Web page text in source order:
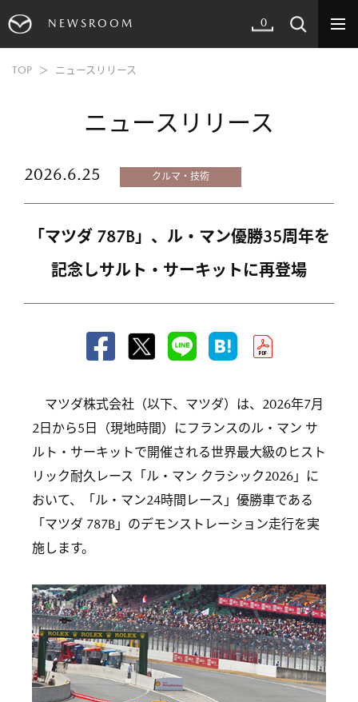
NEWSROOM 0
TOP ニュースリリース
ニュースリリース
2026.6.25 クルマ・技術
「マツダ 787B」、ル・マン優勝35周年を
記念しサルト・サーキットに再登場
マツダ株式会社（以下、マツダ）は、2026年7月
2日から5日（現地時間）にフランスのル・マン サ
ルト・サーキットで開催される世界最大級のヒスト
リック耐久レース「ル・マン クラシック2026」に
おいて、「ル・マン24時間レース」優勝車である
「マツダ 787B」のデモンストレーション走行を実
施します。